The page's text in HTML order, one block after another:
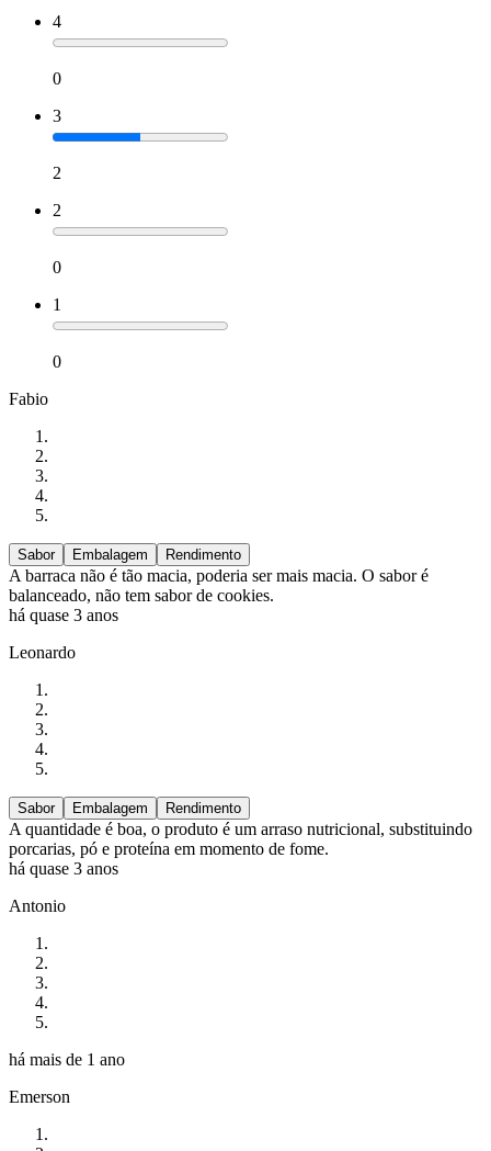
4
0
3
2
2
0
1
0
Fabio
Sabor Embalagem Rendimento
A barraca não é tão macia, poderia ser mais macia. O sabor é
balanceado, não tem sabor de cookies.
há quase 3 anos
Leonardo
Sabor Embalagem Rendimento
A quantidade é boa, o produto é um arraso nutricional, substituindo
porcarias, pó e proteína em momento de fome.
há quase 3 anos
Antonio
há mais de 1 ano
Emerson